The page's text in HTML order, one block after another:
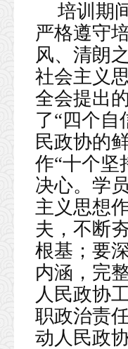
培训期
严格遵守
风、清朗
社会主义
全会提出
了“四个自
民政协的
作“十个坚
决心。学
主义思想
夫，不断
根基；要
内涵，完
人民政协
职政治责
动人民政